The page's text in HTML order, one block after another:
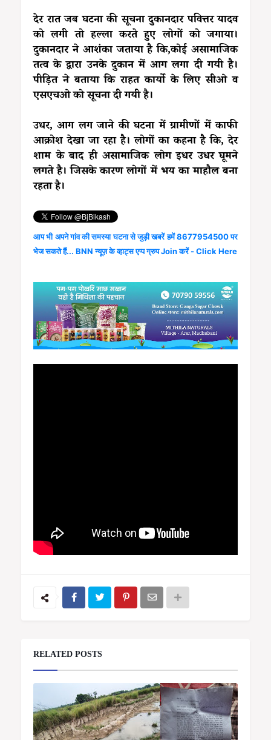
देर रात जब घटना की सूचना दुकानदार पवित्तर यादव
को लगी तो हल्ला करते हुए लोगों को जगाया।
दुकानदार ने आशंका जताया है कि,कोई असामाजिक
तत्व के द्वारा उनके दुकान में आग लगा दी गयी है।
पीड़ित ने बताया कि राहत कार्यो के लिए सीओ व
एसएचओ को सूचना दी गयी है।
उधर, आग लग जाने की घटना में ग्रामीणों में काफी
आक्रोश देखा जा रहा है। लोगों का कहना है कि, देर
शाम के बाद ही असामाजिक लोग इधर उधर घूमने
लगते है। जिसके कारण लोगों में भय का माहौल बना
रहता है।
आप भी अपने गांव की समस्या घटना से जुड़ी खबरें हमें 8677954500 पर
भेज सकते हैं... BNN न्यूज़ के व्हाट्स एप्प ग्रुप Join करें - Click Here
RELATED POSTS